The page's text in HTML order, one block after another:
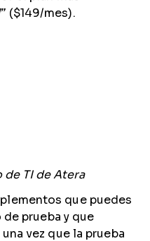
($149/mes).
TI de Atera
que puedes
prueba y que
vez que la prueba